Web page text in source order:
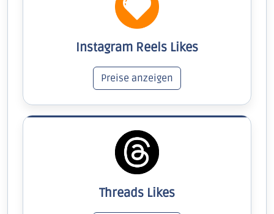
Instagram Reels Likes
Preise anzeigen
Threads Likes